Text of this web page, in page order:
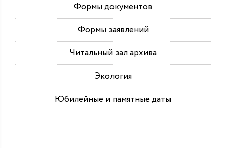
Формы документов
Формы заявлений
Читальный зал архива
Экология
Юбилейные и памятные даты